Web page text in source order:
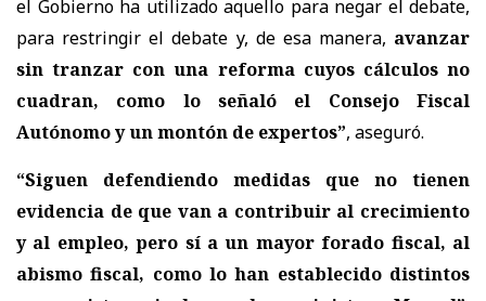
el Gobierno ha utilizado aquello para negar el debate,
para restringir el debate y, de esa manera, avanzar
sin tranzar con una reforma cuyos cálculos no
cuadran, como lo señaló el Consejo Fiscal
Autónomo y un montón de expertos”, aseguró.
“Siguen defendiendo medidas que no tienen
evidencia de que van a contribuir al crecimiento
y al empleo, pero sí a un mayor forado fiscal, al
abismo fiscal, como lo han establecido distintos